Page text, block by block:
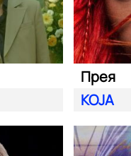
Прея
KOJA